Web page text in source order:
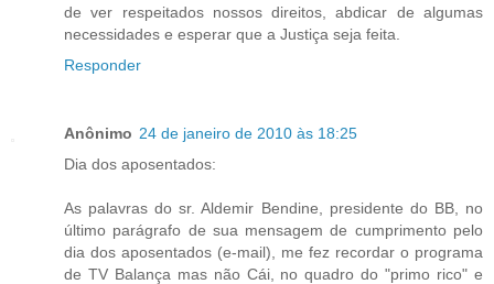
de ver respeitados nossos direitos, abdicar de algumas
necessidades e esperar que a Justiça seja feita.
Responder
Anônimo 24 de janeiro de 2010 às 18:25
Dia dos aposentados:
As palavras do sr. Aldemir Bendine, presidente do BB, no
último parágrafo de sua mensagem de cumprimento pelo
dia dos aposentados (e-mail), me fez recordar o programa
de TV Balança mas não Cái, no quadro do "primo rico" e